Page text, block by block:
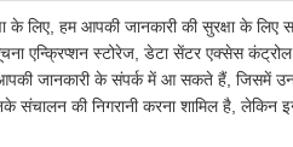
के लिए, हम आपकी जानकारी की सुरक्षा के लिए
एन्क्रिप्शन स्टोरेज, डेटा सेंटर एक्सेस कंट्रोल
जानकारी के संपर्क में आ सकते हैं, जिसमें
संचालन की निगरानी करना शामिल है, लेकिन